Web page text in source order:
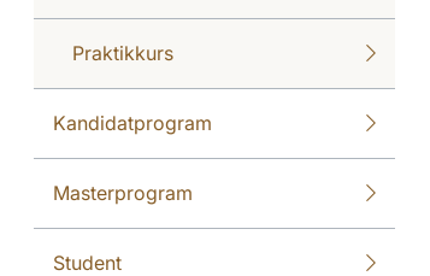
Praktikkurs
Kandidatprogram
Masterprogram
Student